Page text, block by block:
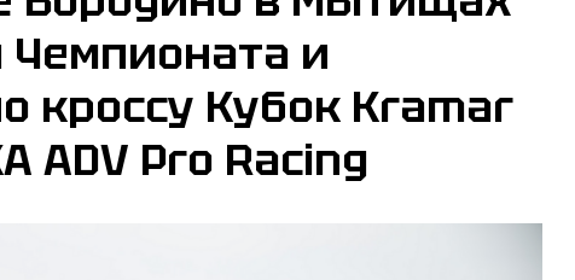
Чемпионата и
кроссу Кубок Kramar
ADV Pro Racing